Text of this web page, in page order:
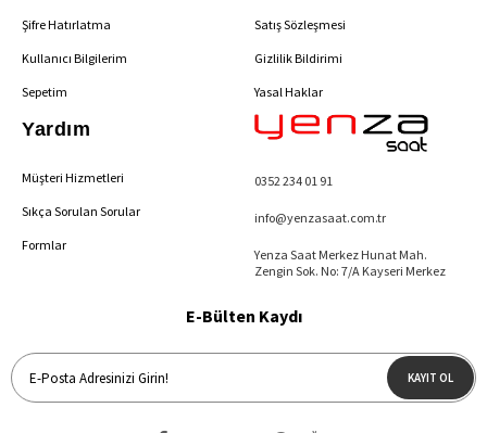
Şifre Hatırlatma
Kullanıcı Bilgilerim
Sepetim
Satış Sözleşmesi
Gizlilik Bildirimi
Yasal Haklar
Yardım
Müşteri Hizmetleri
Sıkça Sorulan Sorular
Formlar
0352 234 01 91
info@yenzasaat.com.tr
Yenza Saat Merkez Hunat Mah.
Zengin Sok. No: 7/A Kayseri Merkez
E-Bülten Kaydı
KAYIT OL